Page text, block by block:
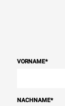
VORNAME*
NACHNAME*